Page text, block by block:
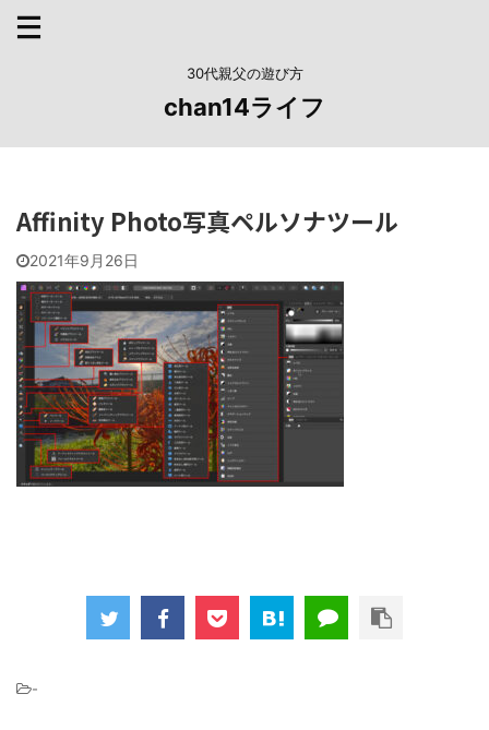
30代親父の遊び方
chan14ライフ
Affinity Photo写真ペルソナツール
2021年9月26日
-